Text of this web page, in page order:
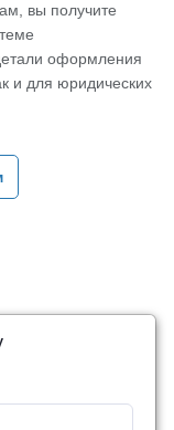
вы получите
оформления
и для юридических